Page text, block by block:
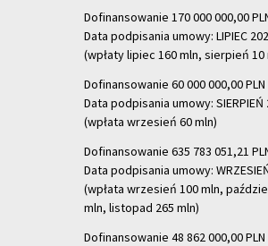
Dofinansowanie 170 000 000,00
Data podpisania umowy: LIPIEC
(wpłaty lipiec 160 mln, sierpień 10
Dofinansowanie 60 000 000,00 PLN
Data podpisania umowy: SIERPIEŃ
(wpłata wrzesień 60 mln)
Dofinansowanie 635 783 051,21
Data podpisania umowy:
(wpłata wrzesień 100 mln,
mln, listopad 265 mln)
Dofinansowanie 48 862 000,00 PLN